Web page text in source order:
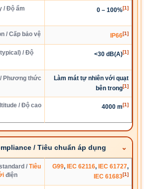
/ Độ ẩm
0 – 100%[1]
/ Cấp bảo vệ IP66[1]
/ Độ
<30 dB(A)[1]
Phương thức
Làm mát tự nhiên với quạt
bên trong[1]
/ Độ cao
4000 m[1]
/ Tiêu chuẩn áp dụng
/ Tiêu
điện
G99, IEC 62116, IEC 61727,
IEC 61683[1]